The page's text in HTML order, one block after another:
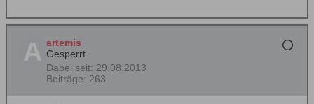
artemis
Gesperrt
Dabei seit: 29.08.2013
Beiträge: 263